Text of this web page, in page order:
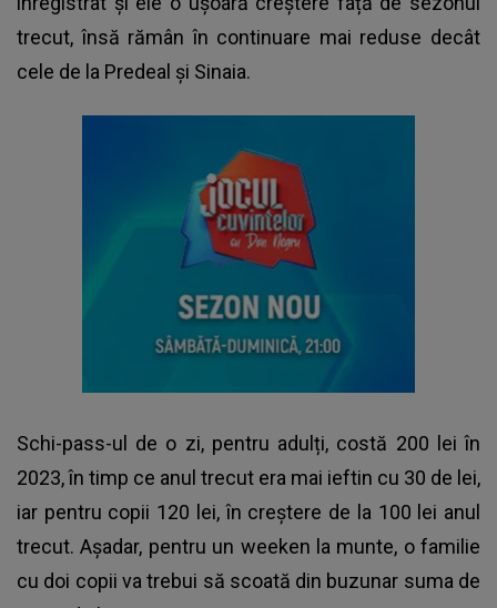
trecut, însă rămân în continuare mai reduse decât
cele de la Predeal și Sinaia.
Schi-pass-ul de o zi, pentru adulți, costă 200 lei în
2023, în timp ce anul trecut era mai ieftin cu 30 de lei,
iar pentru copii 120 lei, în creștere de la 100 lei anul
trecut. Așadar, pentru un weeken la munte, o familie
cu doi copii va trebui să scoată din buzunar suma de